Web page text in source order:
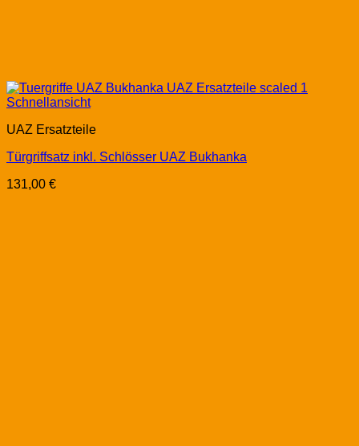
Schnellansicht
UAZ Ersatzteile
Türgriffsatz inkl. Schlösser UAZ Bukhanka
131,00 €